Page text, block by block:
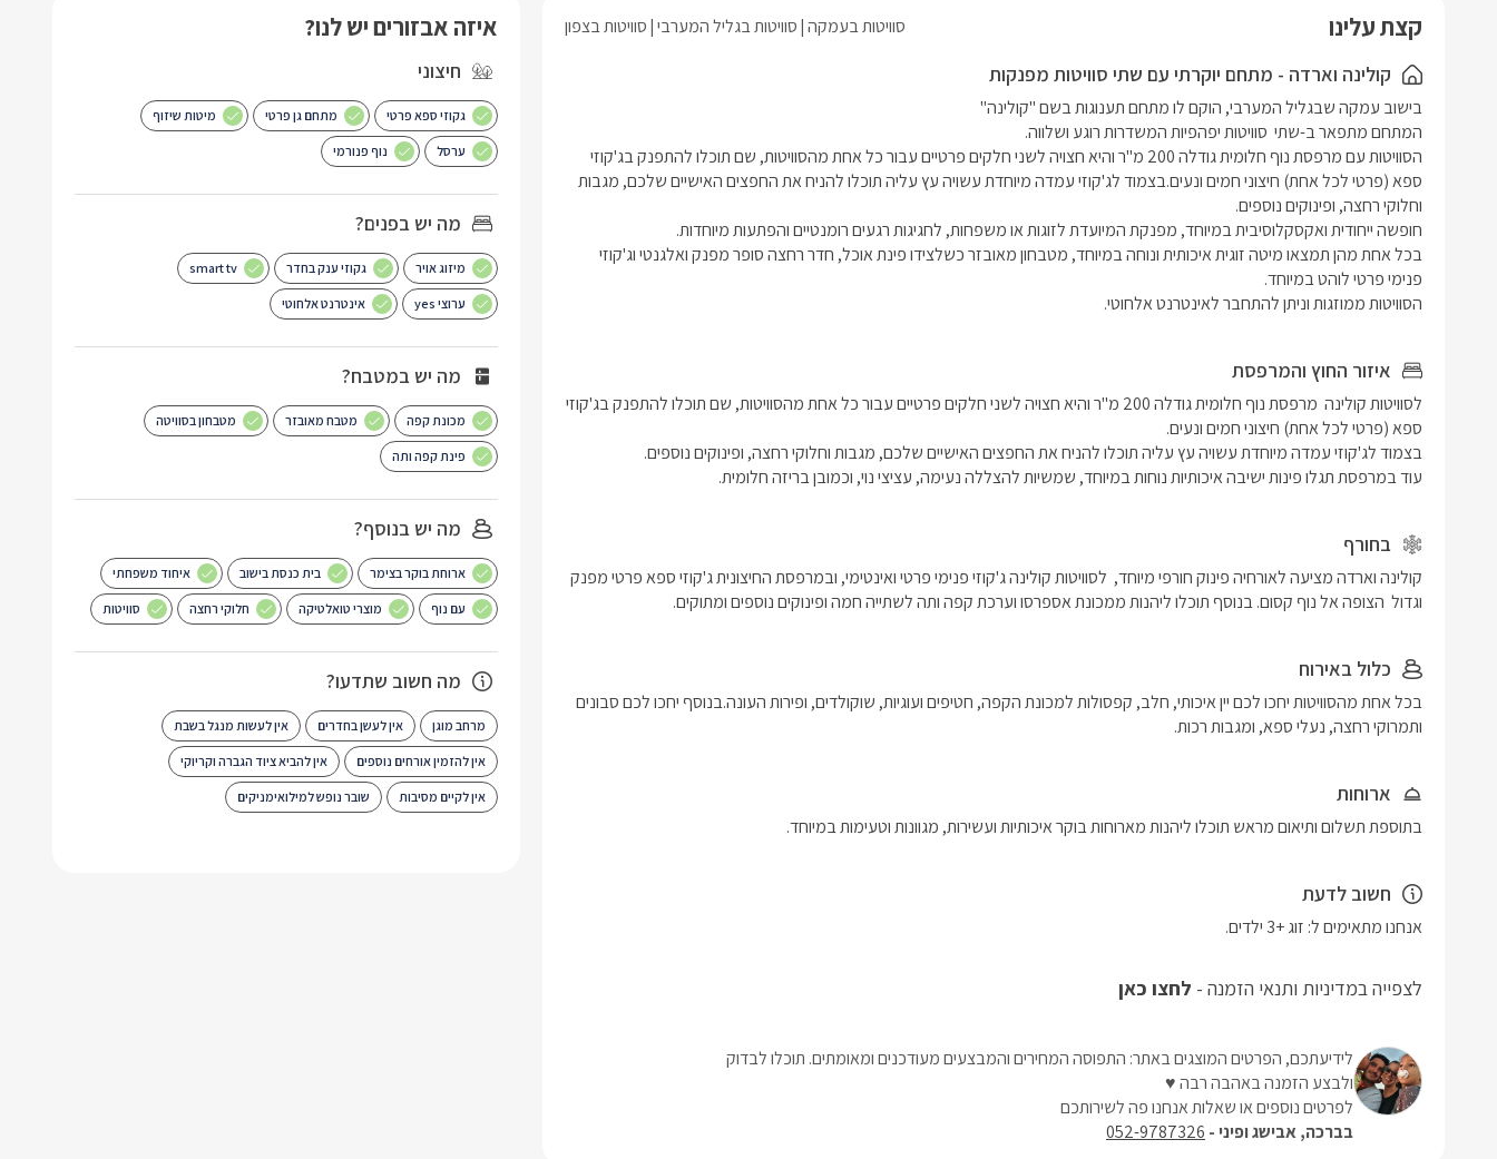
הסוויטות מעוצבות בסגנון מודרני, בגוונים של שחור
לבן, בשילוב עץ. עם נורות חמימות מעוצבות,
שמשלימות את האווירה.
בחדר הרחצה של הסוויטות תמצאו מקלחון מעוצב
בשילוב שחור וזכוכית, שירותים, וכיור עם ארונית
אחסון- שם גם יחכו לכם מגבות רכות ונעימות וחלוקי
קצת עלינו סוויטות בעמקה סוויטות בגליל המערבי סוויטות בצפון
קולינה וארדה - מתחם יוקרתי עם שתי סוויטות מפנקות
הסוויטות ממוזגות וניתן להתחבר לאינטרנט אלחוטי.
איזור החוץ והמרפסת
עוד במרפסת תגלו פינות ישיבה איכותיות נוחות במיוחד, שמשיות להצללה נעימה, עציצי נוי, וכמובן בריזה חלומית.
בחורף
וגדול  הצופה אל נוף קסום. בנוסף תוכלו ליהנות ממכונת אספרסו וערכת קפה ותה לשתייה חמה ופינוקים נוספים ומתוקים.
כלול באירוח
ותמרוקי רחצה, נעלי ספא, ומגבות רכות.
ארוחות
בתוספת תשלום ותיאום מראש תוכלו ליהנות מארוחות בוקר איכותיות ועשירות, מגוונות וטעימות במיוחד.
חשוב לדעת
לצפייה במדיניות ותנאי הזמנה - לחצו כאן
לידיעתכם, הפרטים המוצגים באתר: התפוסה המחירים והמבצעים מעודכנים ומאומתים. תוכלו לבדוק
ולבצע הזמנה באהבה רבה ♥
לפרטים נוספים או שאלות אנחנו פה לשירותכם
בברכה, אבישג ופיני - 052-9787326
איזה אבזורים יש לנו?
חיצוני
גקוזי ספא פרטי מתחם גן פרטי מיטות שיזוף
ערסל נוף פנורמי
מה יש בפנים?
מיזוג אויר גקוזי ענק בחדר smart tv
ערוצי yes אינטרנט אלחוטי
מה יש במטבח?
מכונת קפה מטבח מאובזר מטבחון בסוויטה
פינת קפה ותה
מה יש בנוסף?
ארוחת בוקר בצימר בית כנסת בישוב איחוד משפחתי
עם נוף מוצרי טואלטיקה חלוקי רחצה סוויטות
מה חשוב שתדעו?
מרחב מוגן אין לעשן בחדרים אין לעשות מנגל בשבת
אין להזמין אורחים נוספים אין להביא ציוד הגברה וקריוקי
אין לקיים מסיבות שובר נופש למילואימניקים